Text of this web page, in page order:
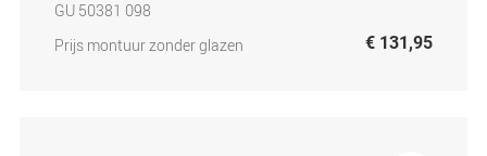
GU 50381 098
Prijs montuur zonder glazen
€ 131,95